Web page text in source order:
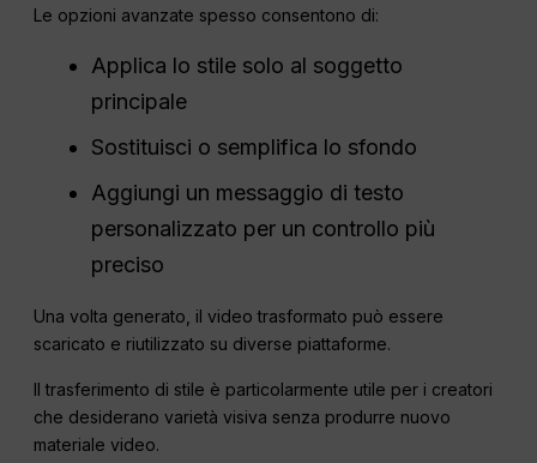
Le opzioni avanzate spesso consentono di:
Applica lo stile solo al soggetto
principale
Sostituisci o semplifica lo sfondo
Aggiungi un messaggio di testo
personalizzato per un controllo più
preciso
Una volta generato, il video trasformato può essere
scaricato e riutilizzato su diverse piattaforme.
Il trasferimento di stile è particolarmente utile per i creatori
che desiderano varietà visiva senza produrre nuovo
materiale video.